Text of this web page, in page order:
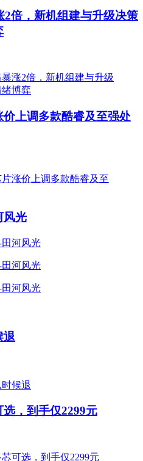
2倍，新机组建与升级决策
上调多款酷睿及至强处
风光
退
，到手仅2299元